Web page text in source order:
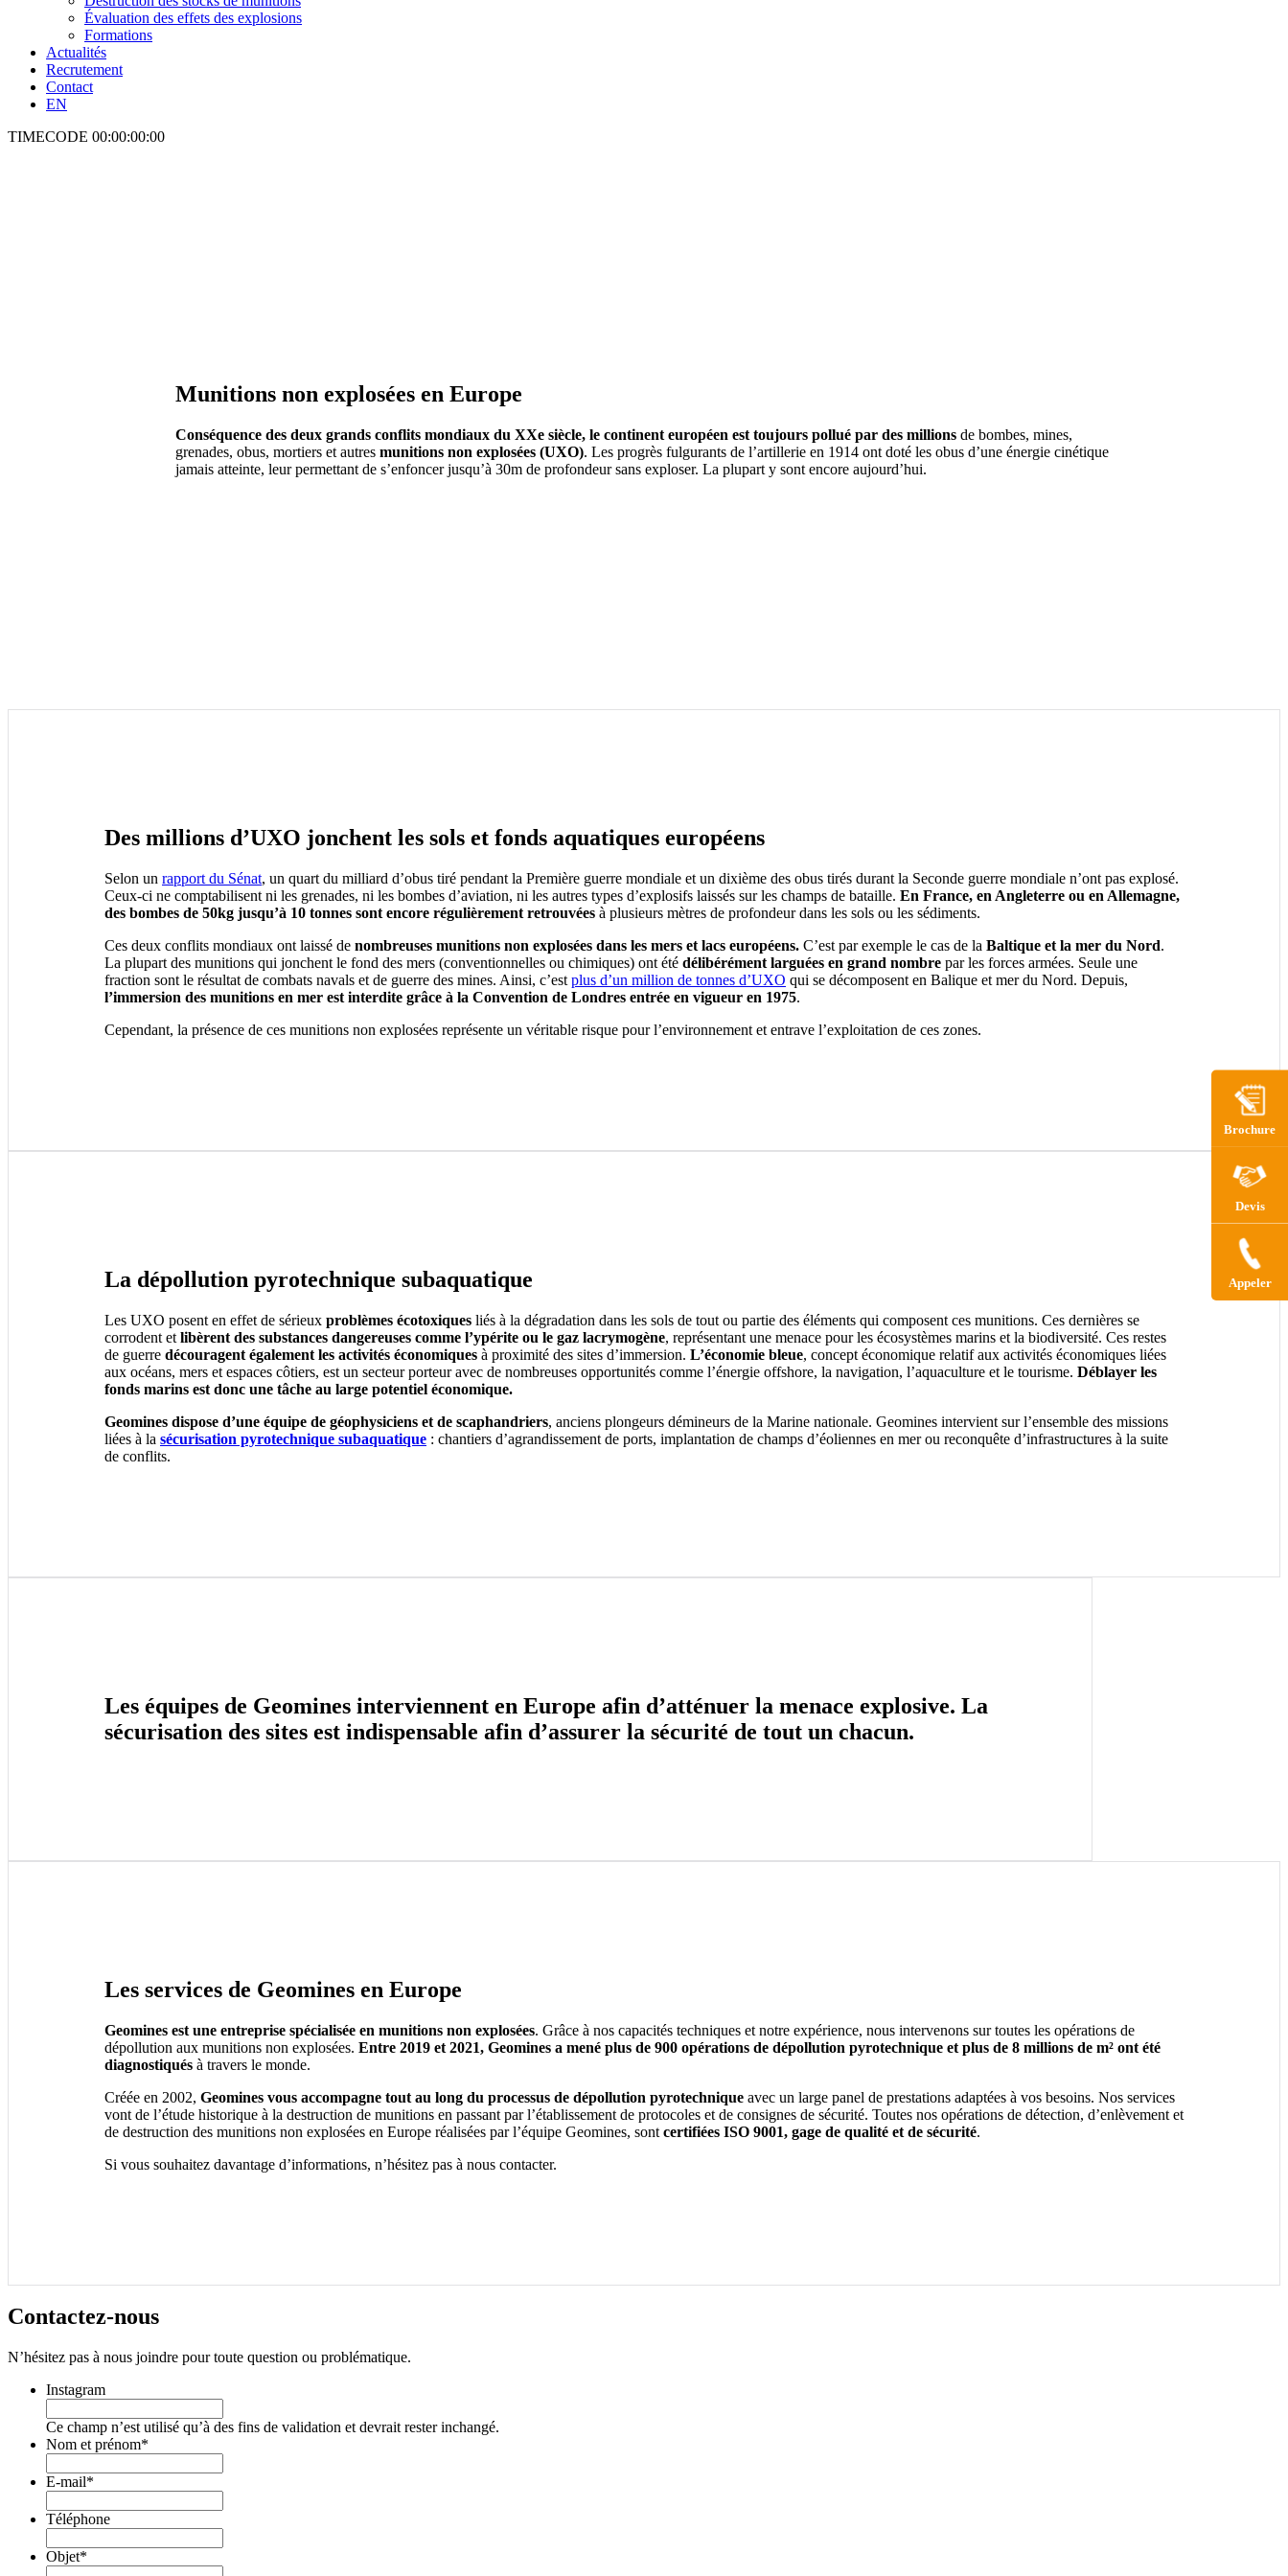
Brochure
Devis
Appeler
Évaluation des effets des explosions
Formations
Actualités
Recrutement
Contact
EN
TIMECODE 00:00:00:00
Munitions non explosées en Europe
Conséquence des deux grands conflits mondiaux du XXe siècle, le continent européen est toujours pollué par des millions de bombes, mines,
grenades, obus, mortiers et autres munitions non explosées (UXO). Les progrès fulgurants de l’artillerie en 1914 ont doté les obus d’une énergie cinétique
jamais atteinte, leur permettant de s’enfoncer jusqu’à 30m de profondeur sans exploser. La plupart y sont encore aujourd’hui.
Des millions d’UXO jonchent les sols et fonds aquatiques européens
Selon un rapport du Sénat, un quart du milliard d’obus tiré pendant la Première guerre mondiale et un dixième des obus tirés durant la Seconde guerre mondiale n’ont pas explosé.
Ceux-ci ne comptabilisent ni les grenades, ni les bombes d’aviation, ni les autres types d’explosifs laissés sur les champs de bataille. En France, en Angleterre ou en Allemagne,
des bombes de 50kg jusqu’à 10 tonnes sont encore régulièrement retrouvées à plusieurs mètres de profondeur dans les sols ou les sédiments.
Ces deux conflits mondiaux ont laissé de nombreuses munitions non explosées dans les mers et lacs européens. C’est par exemple le cas de la Baltique et la mer du Nord.
La plupart des munitions qui jonchent le fond des mers (conventionnelles ou chimiques) ont été délibérément larguées en grand nombre par les forces armées. Seule une
fraction sont le résultat de combats navals et de guerre des mines. Ainsi, c’est plus d’un million de tonnes d’UXO qui se décomposent en Balique et mer du Nord. Depuis,
l’immersion des munitions en mer est interdite grâce à la Convention de Londres entrée en vigueur en 1975.
Cependant, la présence de ces munitions non explosées représente un véritable risque pour l’environnement et entrave l’exploitation de ces zones.
La dépollution pyrotechnique subaquatique
Les UXO posent en effet de sérieux problèmes écotoxiques liés à la dégradation dans les sols de tout ou partie des éléments qui composent ces munitions. Ces dernières se
corrodent et libèrent des substances dangereuses comme l’ypérite ou le gaz lacrymogène, représentant une menace pour les écosystèmes marins et la biodiversité. Ces restes
de guerre découragent également les activités économiques à proximité des sites d’immersion. L’économie bleue, concept économique relatif aux activités économiques liées
aux océans, mers et espaces côtiers, est un secteur porteur avec de nombreuses opportunités comme l’énergie offshore, la navigation, l’aquaculture et le tourisme. Déblayer les
fonds marins est donc une tâche au large potentiel économique.
Geomines dispose d’une équipe de géophysiciens et de scaphandriers, anciens plongeurs démineurs de la Marine nationale. Geomines intervient sur l’ensemble des missions
liées à la sécurisation pyrotechnique subaquatique : chantiers d’agrandissement de ports, implantation de champs d’éoliennes en mer ou reconquête d’infrastructures à la suite
de conflits.
Les équipes de Geomines interviennent en Europe afin d’atténuer la menace explosive. La
sécurisation des sites est indispensable afin d’assurer la sécurité de tout un chacun.
Les services de Geomines en Europe
Geomines est une entreprise spécialisée en munitions non explosées. Grâce à nos capacités techniques et notre expérience, nous intervenons sur toutes les opérations de
dépollution aux munitions non explosées. Entre 2019 et 2021, Geomines a mené plus de 900 opérations de dépollution pyrotechnique et plus de 8 millions de m² ont été
diagnostiqués à travers le monde.
Créée en 2002, Geomines vous accompagne tout au long du processus de dépollution pyrotechnique avec un large panel de prestations adaptées à vos besoins. Nos services
vont de l’étude historique à la destruction de munitions en passant par l’établissement de protocoles et de consignes de sécurité. Toutes nos opérations de détection, d’enlèvement et
de destruction des munitions non explosées en Europe réalisées par l’équipe Geomines, sont certifiées ISO 9001, gage de qualité et de sécurité.
Si vous souhaitez davantage d’informations, n’hésitez pas à nous contacter.
Contactez-nous
N’hésitez pas à nous joindre pour toute question ou problématique.
Instagram
Ce champ n’est utilisé qu’à des fins de validation et devrait rester inchangé.
Nom et prénom*
E-mail*
Téléphone
Objet*